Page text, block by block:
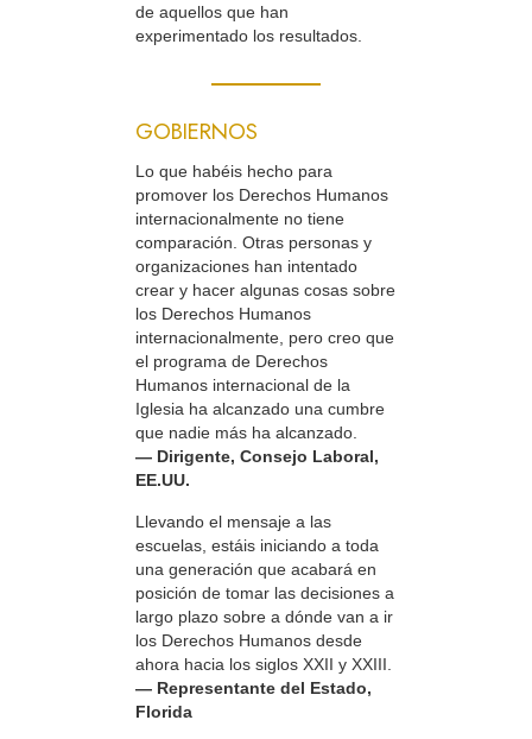
de aquellos que han
experimentado los resultados.
GOBIERNOS
Lo que habéis hecho para
promover los Derechos Humanos
internacionalmente no tiene
comparación. Otras personas y
organizaciones han intentado
crear y hacer algunas cosas sobre
los Derechos Humanos
internacionalmente, pero creo que
el programa de Derechos
Humanos internacional de la
Iglesia ha alcanzado una cumbre
que nadie más ha alcanzado.
— Dirigente, Consejo Laboral,
EE.UU.
Llevando el mensaje a las
escuelas, estáis iniciando a toda
una generación que acabará en
posición de tomar las decisiones a
largo plazo sobre a dónde van a ir
los Derechos Humanos desde
ahora hacia los siglos XXII y XXIII.
— Representante del Estado,
Florida